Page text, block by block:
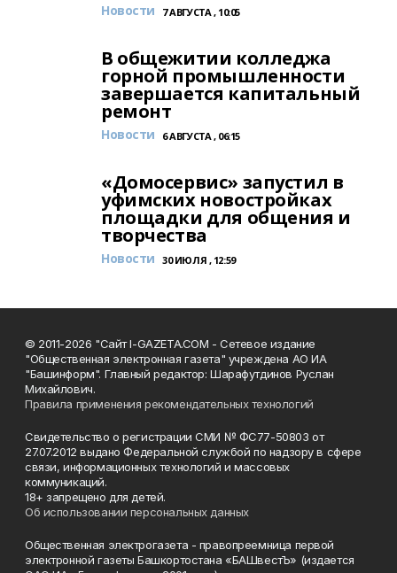
Новости 7 АВГУСТА , 10:05
В общежитии колледжа
горной промышленности
завершается капитальный
ремонт
Новости 6 АВГУСТА , 06:15
«Домосервис» запустил в
уфимских новостройках
площадки для общения и
творчества
Новости 30 ИЮЛЯ , 12:59
© 2011-2026 "Сайт I-GAZETA.COM - Сетевое издание
"Общественная электронная газета" учреждена АО ИА
"Башинформ". Главный редактор: Шарафутдинов Руслан
Михайлович.
Правила применения рекомендательных технологий
Свидетельство о регистрации СМИ № ФС77-50803 от
27.07.2012 выдано Федеральной службой по надзору в сфере
связи, информационных технологий и массовых
коммуникаций.
18+ запрещено для детей.
Об использовании персональных данных
Общественная электрогазета - правопреемница первой
электронной газеты Башкортостана «БАШвестЪ» (издается